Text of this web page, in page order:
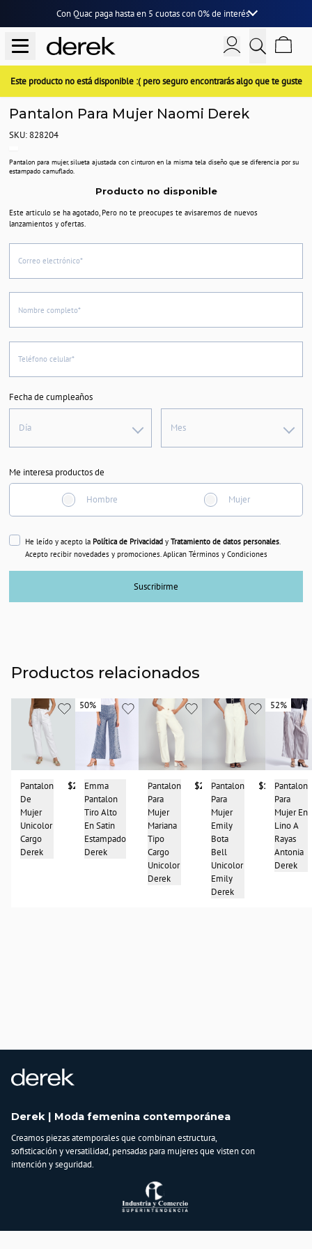
Con Quac paga hasta en 5 cuotascon0% de interés
Este producto no está disponible :( pero seguro encontrarás algo que te guste
Pantalon Para Mujer Naomi Derek
SKU: 828204
Pantalon para mujer, silueta ajustada con cinturon en la misma tela diseño que se diferencia por su
estampado camuflado.
Producto no disponible
Este articulo se ha agotado, Pero no te preocupes te avisaremos de nuevos
lanzamientos y ofertas.
Correo electrónico*
Nombre completo*
Teléfono celular*
Fecha de cumpleaños
Día Mes
Me interesa productos de
Hombre Mujer
He leído y acepto la Política de Privacidady Tratamiento de datos personales.
Acepto recibir novedades y promociones. Aplican Términos y Condiciones
Suscribirme
Productos relacionados
Pantalon
De
Mujer
Unicolor
Cargo
Derek
$287.900
50%
50%
Emma
Pantalon
Tiro Alto
En Satin
Estampado
Derek
$138.950
$277.950
Pantalon
Para
Mujer
Mariana
Tipo
Cargo
Unicolor
Derek
$237.900
Pantalon
Para
Mujer
Emily
Bota
Bell
Unicolor
Emily
Derek
$197.900
52%
52%
Pantalon
Para
Mujer En
Lino A
Rayas
Antonia
Derek
Derek | Moda femenina contemporánea
Creamos piezas atemporales que combinan estructura,
sofisticación y versatilidad, pensadas para mujeres que visten con
intención y seguridad.